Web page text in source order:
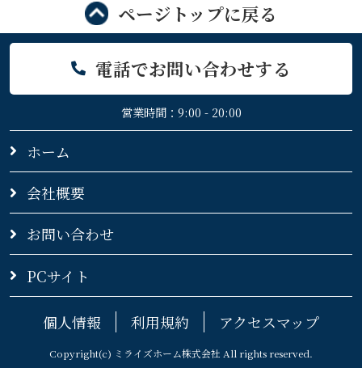
ページトップに戻る
電話でお問い合わせする
営業時間：9:00 - 20:00
ホーム
会社概要
お問い合わせ
PCサイト
個人情報 利用規約 アクセスマップ
Copyright(c) ミライズホーム株式会社 All rights reserved.